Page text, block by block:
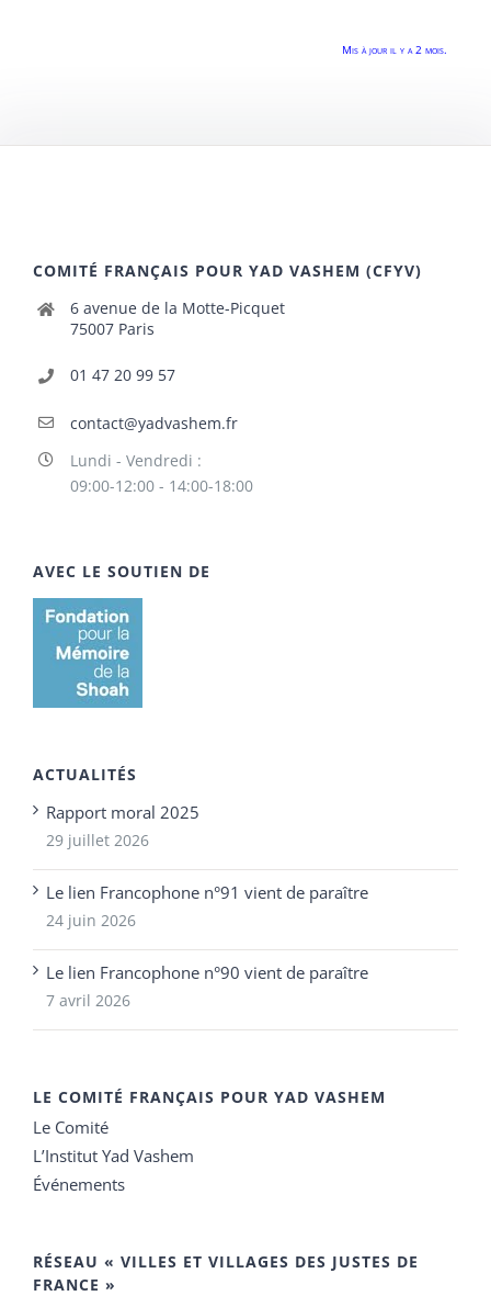
Mis à jour il y a 2 mois.
COMITÉ FRANÇAIS POUR YAD VASHEM (CFYV)
6 avenue de la Motte-Picquet
75007 Paris
01 47 20 99 57
contact@yadvashem.fr
Lundi - Vendredi :
09:00-12:00 - 14:00-18:00
AVEC LE SOUTIEN DE
ACTUALITÉS
Rapport moral 2025
29 juillet 2026
Le lien Francophone n°91 vient de paraître
24 juin 2026
Le lien Francophone n°90 vient de paraître
7 avril 2026
LE COMITÉ FRANÇAIS POUR YAD VASHEM
Le Comité
L’Institut Yad Vashem
Événements
RÉSEAU « VILLES ET VILLAGES DES JUSTES DE
FRANCE »